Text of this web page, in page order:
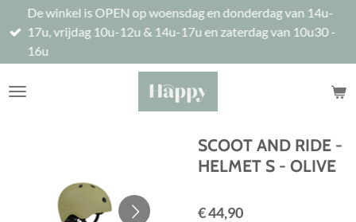
direct
naar
hoofdinhoud
De winkel is OPEN op woensdag en donderdag van 14u-
17u, vrijdag 10u-12u & 14u-17u en zaterdag van 10u30 -
16u
SCOOT AND RIDE -
HELMET S - OLIVE
€ 44,90